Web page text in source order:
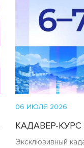
06 ИЮЛЯ 2026
КАДАВЕР-
Эксклюзивный